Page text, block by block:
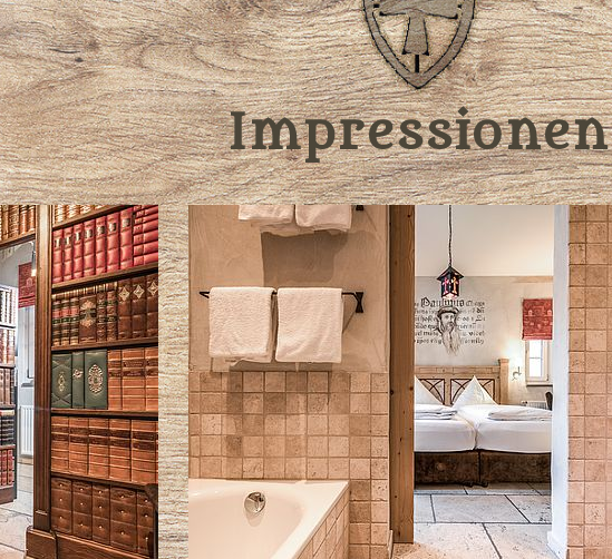
Impressionen